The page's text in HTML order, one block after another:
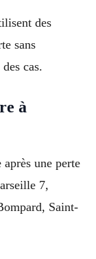
des
sans
cas.
à
une perte
7,
Saint-